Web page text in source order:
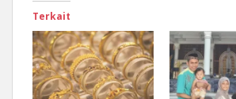
Terkait